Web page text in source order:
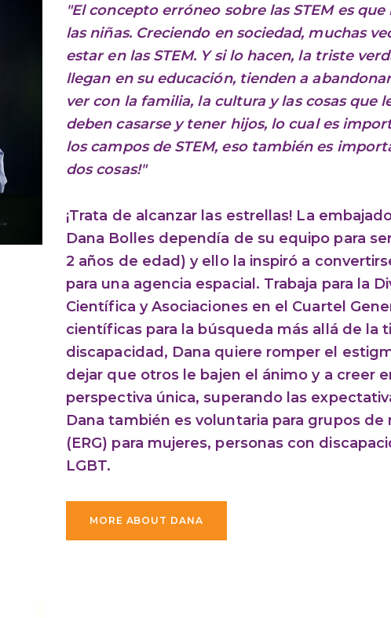
"El concepto erróneo sobre las STEM es
las niñas. Creciendo en sociedad, muchas
estar en las STEM. Y si lo hacen, la triste
llegan en su educación, tienden a
ver con la familia, la cultura y las cosas que
deben casarse y tener hijos, lo cual es
los campos de STEM, eso también es
dos cosas!"
¡Trata de alcanzar las estrellas! La
Dana Bolles dependía de su equipo para
2 años de edad) y ello la inspiró a
para una agencia espacial. Trabaja para la
Científica y Asociaciones en el Cuartel
científicas para la búsqueda más allá de la
discapacidad, Dana quiere romper el
dejar que otros le bajen el ánimo y a creer
perspectiva única, superando las
Dana también es voluntaria para grupos
(ERG) para mujeres, personas con
LGBT.
MORE ABOUT DANA